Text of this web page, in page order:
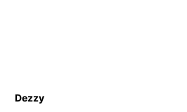
Dezzy